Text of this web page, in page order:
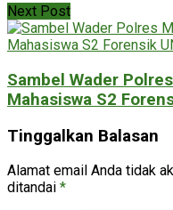
Next Post
Sambel Wader
Mahasiswa S2
Tinggalkan Balasan
Alamat email Anda tidak
ditandai *